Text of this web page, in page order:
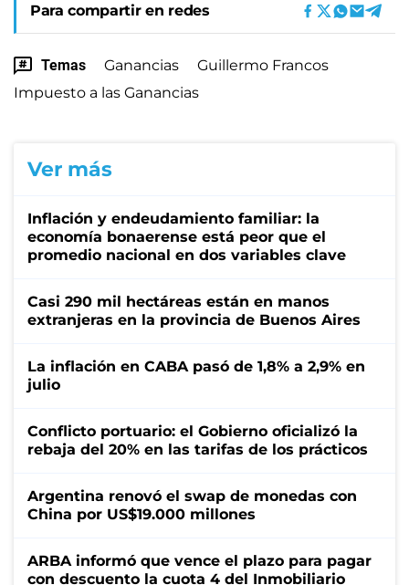
Para compartir en redes
Temas Ganancias
Guillermo Francos
Impuesto a las Ganancias
Ver más
Inflación y endeudamiento familiar: la
economía bonaerense está peor que el
promedio nacional en dos variables clave
Casi 290 mil hectáreas están en manos
extranjeras en la provincia de Buenos Aires
La inflación en CABA pasó de 1,8% a 2,9% en
julio
Conflicto portuario: el Gobierno oficializó la
rebaja del 20% en las tarifas de los prácticos
Argentina renovó el swap de monedas con
China por US$19.000 millones
ARBA informó que vence el plazo para pagar
con descuento la cuota 4 del Inmobiliario